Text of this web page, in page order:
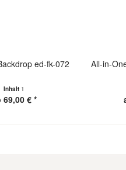
ed-fk-072
Inhalt 1
69,00 € *
All-in-